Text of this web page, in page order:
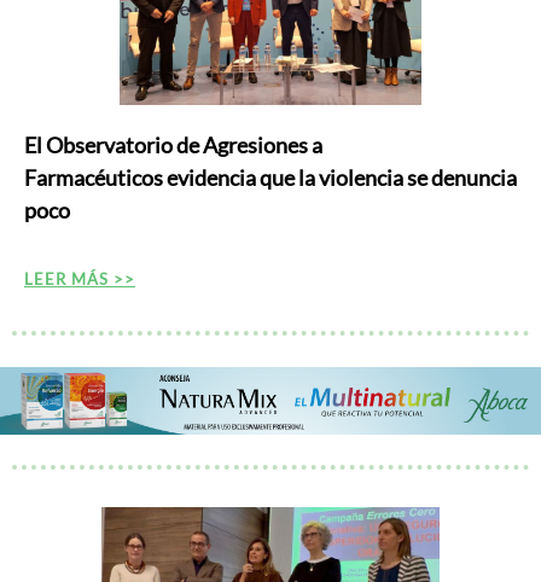
El Observatorio de Agresiones a
Farmacéuticos evidencia que la violencia se denuncia
poco
LEER MÁS >>